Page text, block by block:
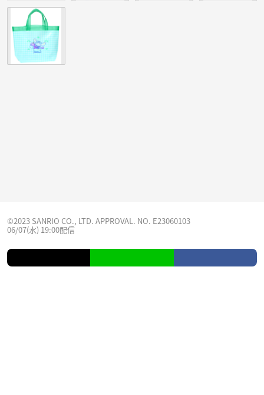
©2023 SANRIO CO., LTD. APPROVAL. NO. E23060103
06/07(水) 19:00配信